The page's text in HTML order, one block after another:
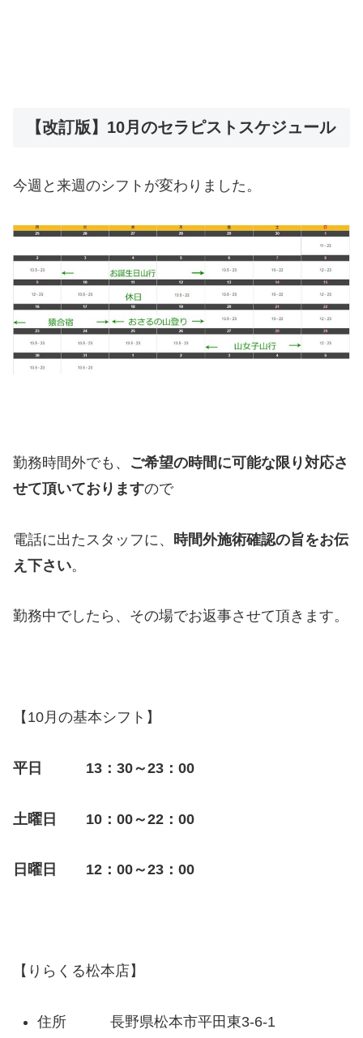
【改訂版】10月のセラピストスケジュール
今週と来週のシフトが変わりました。
勤務時間外でも、 ご希望の時間に可能な限り対応さ
せて頂いておりますので
電話に出たスタッフに、
時間外施術確認の旨をお伝
え下さい。
勤務中でしたら、その場でお返事させて頂きます。
【10月の基本シフト】
平日 13：30～23：00
土曜日 10：00～22：00
日曜日 12：00～23：00
【りらくる松本店】
住所 長野県松本市平田東3-6-1